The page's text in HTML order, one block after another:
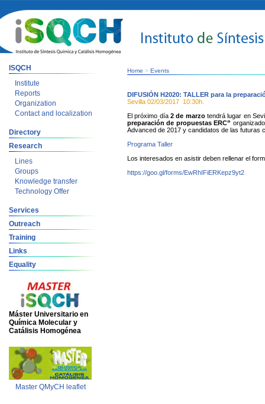
ISQCH
Institute
Reports
Organization
Contact and localization
Directory
Research
Lines
Groups
Knowledge transfer
Technology Offer
Services
Outreach
Training
Links
Equality
Máster Universitario en
Química Molecular y
Catálisis Homogénea
Master QMyCH leaflet
Home > Events
DIFUSIÓN H2020: TALLER para la
Sevilla 02/03/2017 10:30h.
El próximo día2 de marzotendrá lugar en
preparación de propuestas ERC”
Advanced de 2017 y candidatos de las futuras
Programa Taller
Los interesados en asistir deben rellenar el
https://goo.gl/forms/EwRhIFiERKepz9yt2